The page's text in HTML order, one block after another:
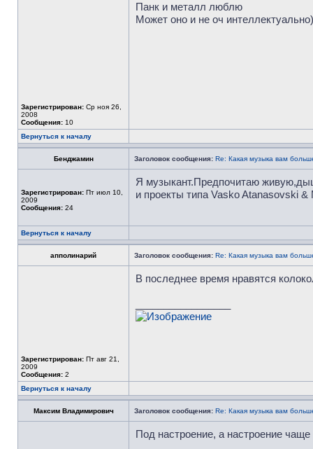
Зарегистрирован: Ср ноя 26,
2008
Сообщения: 10
Панк и металл люблю
Может оно и не оч
Вернуться к началу
Бенджамин Заголовок сообщения: Re: Какая музыка вам
Зарегистрирован: Пт июл 10,
2009
Сообщения: 24
Я музыкант.Предпочитаю
и проекты типа Vasko Atanasovski &
Вернуться к началу
апполинарий Заголовок сообщения: Re: Какая музыка вам
Зарегистрирован: Пт авг 21,
2009
Сообщения: 2
В последнее время нравятся
Вернуться к началу
Максим Владимирович Заголовок сообщения: Re: Какая музыка вам
Под настроение, а настроение